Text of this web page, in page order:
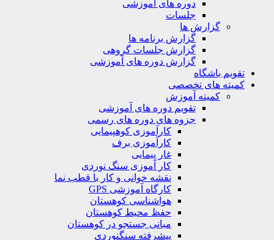
دوره های آموزشی
جلسات
گزارش ها
گزارش برنامه ها
گزارش جلسات گروهی
گزارش دوره های آموزشی
باشگاه
های تخصصی
کمیته آموزش
تقویم دوره های آموزشی
جزوه های دوره های رسمی
کارآموزی کوهپیمایی
کارآموزی برف
غار پیمایی
کار آموزی سنگ نوردی
نقشه خوانی و کار با قطب نما
کارگاه آموزشی GPS
هواشناسی کوهستان
حفظ محیط کوهستان
مبانی جستجو در کوهستان
پیشرفته سنگنوردی